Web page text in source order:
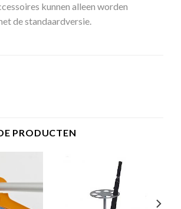
kunnen alleen worden
de standaardversie.
PRODUCTEN